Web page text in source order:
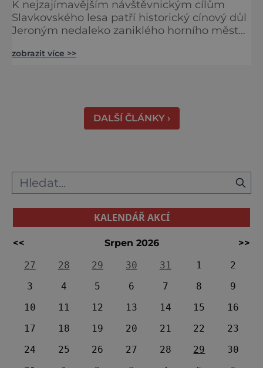
K nejzajímavějším návštěvnickým cílům
Slavkovského lesa patří historický cínový důl
Jeroným nedaleko zaniklého horního města
středověku. Národní kulturní památka je
práci tehdejších horníků. [gallery
ids="91631,91630,91632,91633,91634,91635,9
zobrazit více >>
DALŠÍ ČLÁNKY ›
KALENDÁŘ AKCÍ
<< Srpen 2026
>>
27
28 29 30 31 1
2
3
4 5 6 7 8
9
10
11 12 13 14 15
16
17
18 19 20 21 22
23
24
25 26 27 28 29
30